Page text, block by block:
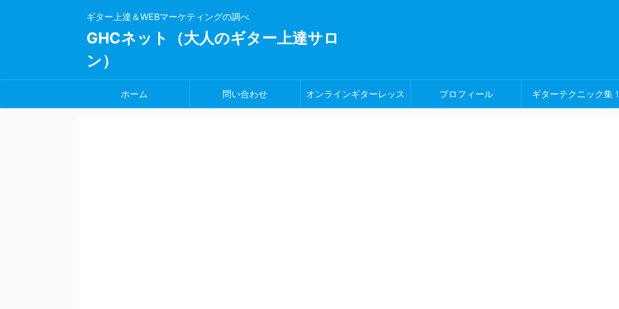
ギター上達＆WEBマーケティングの調べ
GHCネット（大人のギター上達サロ
ン）
ホーム 問い合わせ オンラインギターレッス プロフィール ギターテクニック集